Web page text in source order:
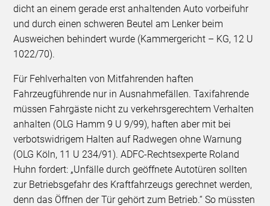
dicht an einem gerade erst anhaltenden Auto vorbeifuhr
und durch einen schweren Beutel am Lenker beim
Ausweichen behindert wurde (Kammergericht – KG, 12 U
1022/70).
Für Fehlverhalten von Mitfahrenden haften
Fahrzeugführende nur in Ausnahmefällen. Taxifahrende
müssen Fahrgäste nicht zu verkehrsgerechtem Verhalten
anhalten (OLG Hamm 9 U 9/99), haften aber mit bei
verbotswidrigem Halten auf Radwegen ohne Warnung
(OLG Köln, 11 U 234/91). ADFC-Rechtsexperte Roland
Huhn fordert: „Unfälle durch geöffnete Autotüren sollten
zur Betriebsgefahr des Kraftfahrzeugs gerechnet werden,
denn das Öffnen der Tür gehört zum Betrieb.“ So müssten